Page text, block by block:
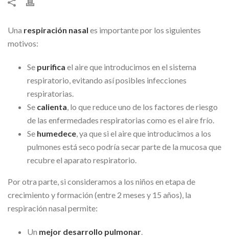
Una respiración nasal es importante por los siguientes
motivos:
Se purifica el aire que introducimos en el sistema
respiratorio, evitando así posibles infecciones
respiratorias.
Secalienta , lo que reduce uno de los factores de riesgo
de las enfermedades respiratorias como es el aire frío.
Se humedece, ya que si el aire que introducimos a los
pulmones está seco podría secar parte de la mucosa que
recubre el aparato respiratorio.
Por otra parte, si consideramos a los niños en etapa de
crecimiento y formación (entre 2 meses y 15 años), la
respiración nasal permite:
Un mejor desarrollo pulmonar.